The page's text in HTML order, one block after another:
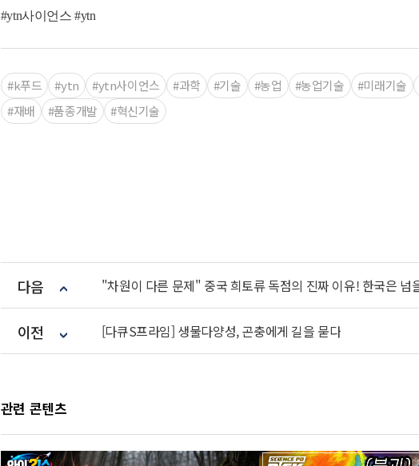
#ytn사이언스 #ytn
#k푸드 #ytn #ytn사이언스 #과학 #기술 #농업 #농업기술 #미래기술
#재배
#품종개발 #혁신기술
다음
이전 [다큐S프라임] 생물다양성, 곤충에게 길을 묻다
관련 콘텐츠